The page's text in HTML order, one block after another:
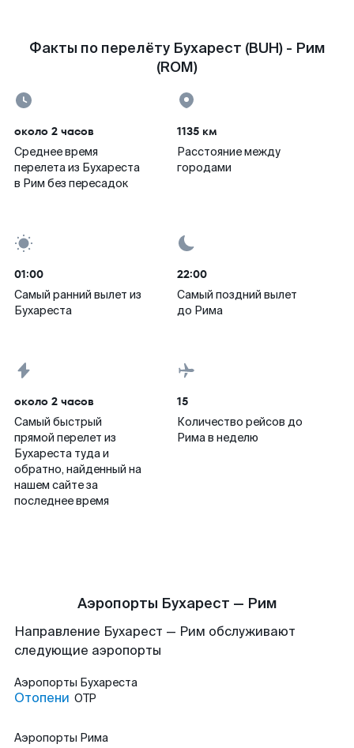
Факты по перелёту Бухарест (BUH) - Рим
(ROM)
около 2 часов
Среднее время
перелета из Бухареста
в Рим без пересадок
1135 км
Расстояние между
городами
01:00
Самый ранний вылет из
Бухареста
22:00
Самый поздний вылет
до Рима
около 2 часов
Самый быстрый
прямой перелет из
Бухареста туда и
обратно, найденный на
нашем сайте за
последнее время
15
Количество рейсов до
Рима в неделю
Аэропорты Бухарест — Рим
Направление Бухарест — Рим обслуживают
следующие аэропорты
Аэропорты Бухареста
Отопени OTP
Аэропорты Рима